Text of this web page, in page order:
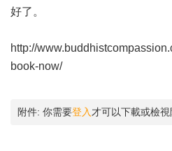
好了。
http://
book-now/
附件: 你需要登入 才可以下載或檢